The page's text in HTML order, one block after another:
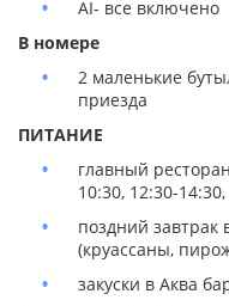
AI- все включено
В номере
2 маленькие
приезда
ПИТАНИЕ
главный
10:30, 12:30-
поздний завтрак
(круассаны,
закуски в Аква